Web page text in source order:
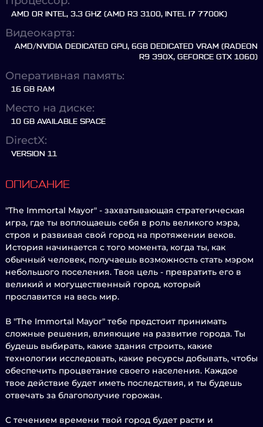
AMD OR INTEL, 3.3 GHZ (AMD R3 3100, INTEL I7 7700K)
Видеокарта:
AMD/NVIDIA DEDICATED GPU, 6GB DEDICATED VRAM (RADEON
R9 390X, GEFORCE GTX 1060)
Оперативная память:
16 GB RAM
Место на диске:
10 GB AVAILABLE SPACE
DirectX:
VERSION 11
ОПИСАНИЕ
"The Immortal Mayor" - захватывающая стратегическая
игра, где ты воплощаешь себя в роль великого мэра,
строя и развивая свой город на протяжении веков.
История начинается с того момента, когда ты, как
обычный человек, получаешь возможность стать мэром
небольшого поселения. Твоя цель - превратить его в
великий и могущественный город, который
прославится на весь мир.
В "The Immortal Mayor" тебе предстоит принимать
сложные решения, влияющие на развитие города. Ты
будешь выбирать, какие здания строить, какие
технологии исследовать, какие ресурсы добывать, чтобы
обеспечить процветание своего населения. Каждое
твое действие будет иметь последствия, и ты будешь
отвечать за благополучие горожан.
С течением времени твой город будет расти и